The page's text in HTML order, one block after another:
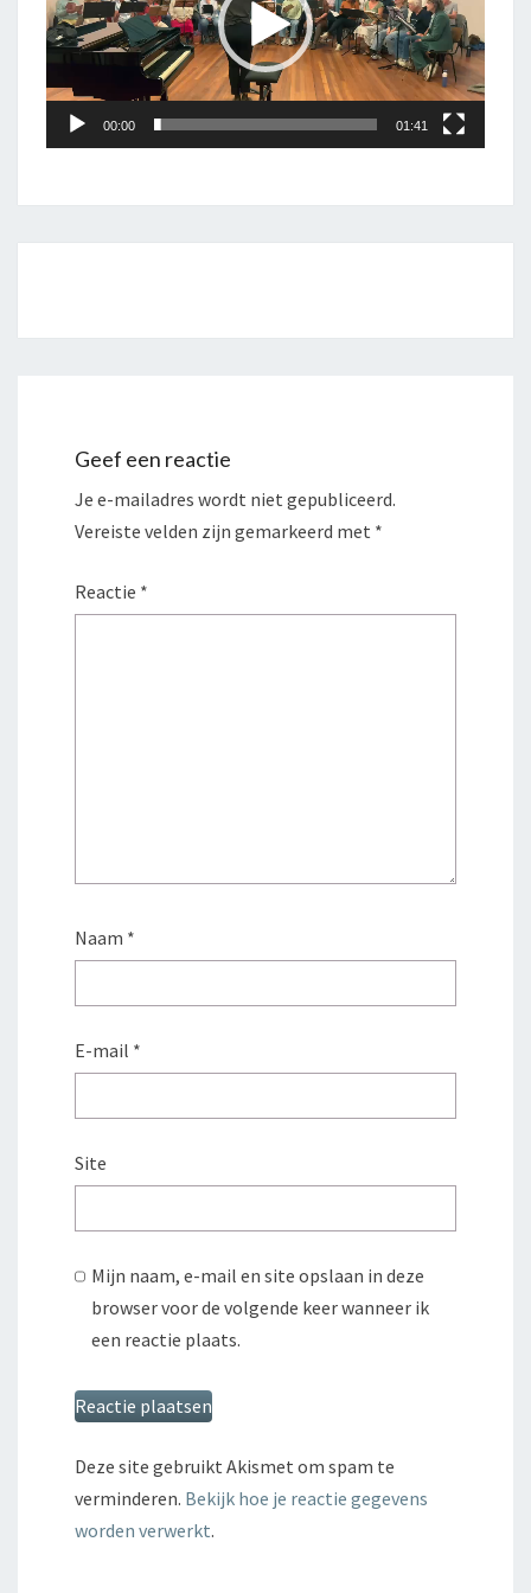
00:00 01:41
Geef een reactie
Je e-mailadres wordt niet gepubliceerd.
Vereiste velden zijn gemarkeerd met *
Reactie *
Naam *
E-mail *
Site
Mijn naam, e-mail en site opslaan in deze
browser voor de volgende keer wanneer ik
een reactie plaats.
Deze site gebruikt Akismet om spam te
verminderen. Bekijk hoe je reactie gegevens
worden verwerkt.